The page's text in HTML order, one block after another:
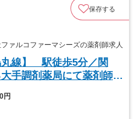
保存する
ルコファーマシーズの薬剤師求人
丸線】 駅徒歩5分／関
手調剤薬局にて薬剤師の
円